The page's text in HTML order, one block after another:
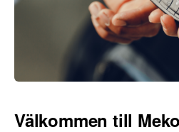
Välkommen till